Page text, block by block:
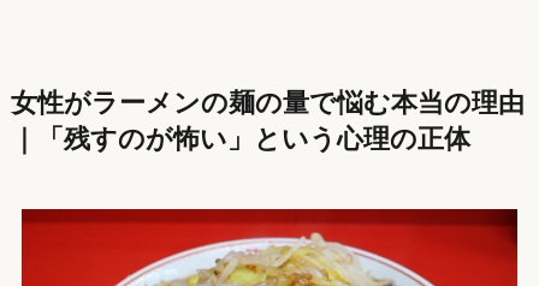
女性がラーメンの麺の量で悩む本当の理由
｜「残すのが怖い」という心理の正体